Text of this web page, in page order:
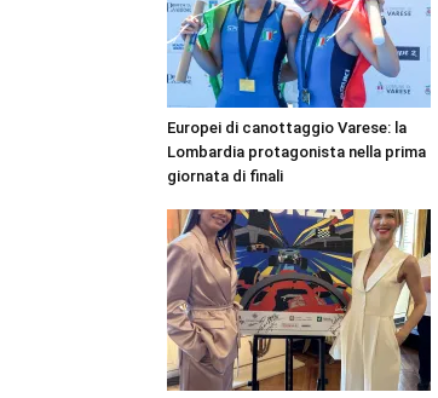
Europei di canottaggio Varese: la
Lombardia protagonista nella prima
giornata di finali